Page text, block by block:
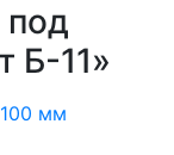
под
Б-11»
мм